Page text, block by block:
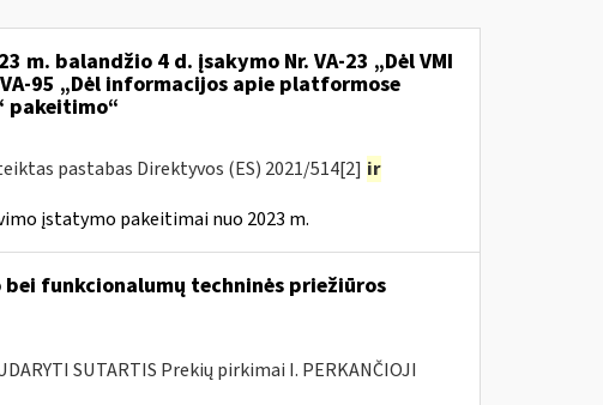
m. balandžio 4 d. įsakymo Nr. VA-23 „Dėl VMI
95 „Dėl informacijos apie platformose
pakeitimo“
pastabas Direktyvos (ES) 2021/514[2] ir
įstatymo pakeitimai nuo 2023 m.
funkcionalumų techninės priežiūros
SUTARTIS Prekių pirkimai I. PERKANČIOJI